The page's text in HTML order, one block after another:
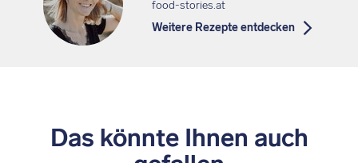
food-stories.at
Weitere Rezepte entdecken
Das könnte Ihnen auch